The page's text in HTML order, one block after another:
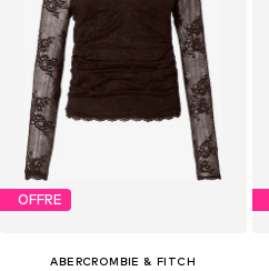
OFFRE
ABERCROMBIE & FITCH